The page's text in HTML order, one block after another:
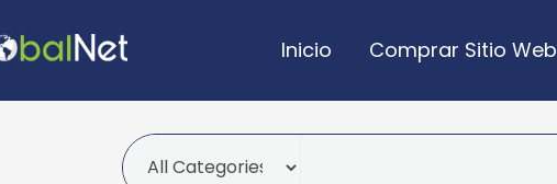
Inicio Comprar Sitio Web